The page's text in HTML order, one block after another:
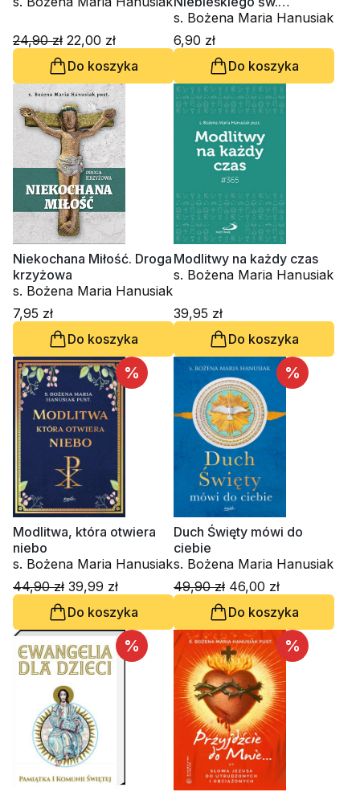
24,90 zł 22,00 zł
Do koszyka
Ludgardy
s. Bożena Maria Hanusiak
6,90 zł
Do koszyka
Niekochana Miłość. Droga
krzyżowa
s. Bożena Maria Hanusiak
7,95 zł
Do koszyka
Modlitwy na każdy czas
s. Bożena Maria Hanusiak
39,95 zł
Do koszyka
%
Modlitwa, która otwiera
niebo
s. Bożena Maria Hanusiak
44,90 zł 39,99 zł
Do koszyka
%
Duch Święty mówi do
ciebie
s. Bożena Maria Hanusiak
49,90 zł 46,00 zł
Do koszyka
% %